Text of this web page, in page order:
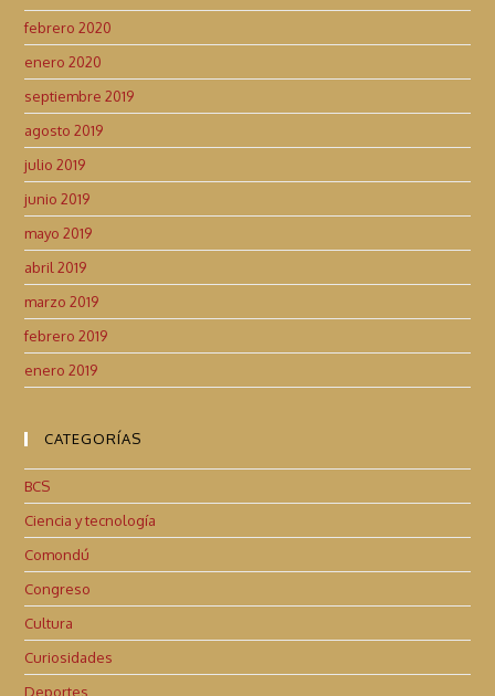
febrero 2020
enero 2020
septiembre 2019
agosto 2019
julio 2019
junio 2019
mayo 2019
abril 2019
marzo 2019
febrero 2019
enero 2019
CATEGORÍAS
BCS
Ciencia y tecnología
Comondú
Congreso
Cultura
Curiosidades
Deportes